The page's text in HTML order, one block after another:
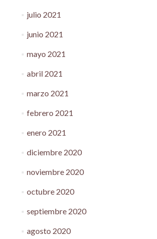
julio 2021
junio 2021
mayo 2021
abril 2021
marzo 2021
febrero 2021
enero 2021
diciembre 2020
noviembre 2020
octubre 2020
septiembre 2020
agosto 2020